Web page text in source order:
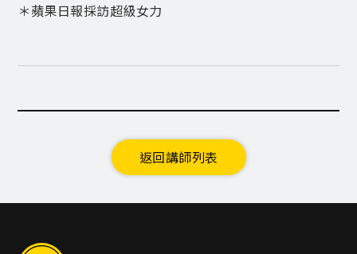
＊蘋果日報採訪超級女力
返回講師列表